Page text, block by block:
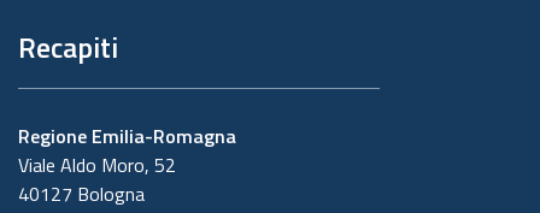
Recapiti
Regione Emilia-Romagna
Viale Aldo Moro, 52
40127 Bologna